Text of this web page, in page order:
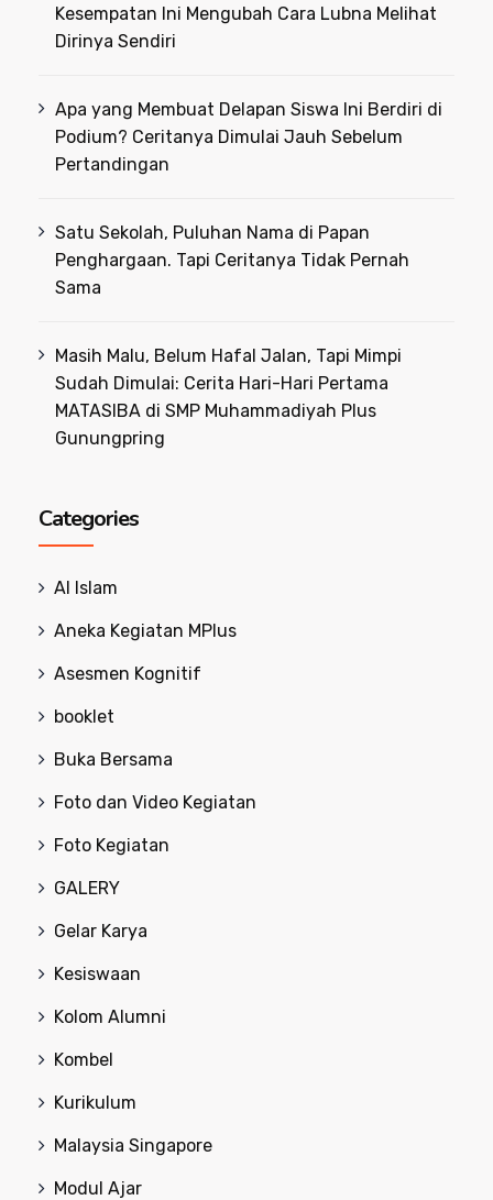
Kesempatan Ini Mengubah Cara Lubna Melihat
Dirinya Sendiri
Apa yang Membuat Delapan Siswa Ini Berdiri di
Podium? Ceritanya Dimulai Jauh Sebelum
Pertandingan
Satu Sekolah, Puluhan Nama di Papan
Penghargaan. Tapi Ceritanya Tidak Pernah
Sama
Masih Malu, Belum Hafal Jalan, Tapi Mimpi
Sudah Dimulai: Cerita Hari-Hari Pertama
MATASIBA di SMP Muhammadiyah Plus
Gunungpring
Categories
Al Islam
Aneka Kegiatan MPlus
Asesmen Kognitif
booklet
Buka Bersama
Foto dan Video Kegiatan
Foto Kegiatan
GALERY
Gelar Karya
Kesiswaan
Kolom Alumni
Kombel
Kurikulum
Malaysia Singapore
Modul Ajar